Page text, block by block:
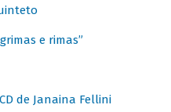
e rimas”
de Janaina Fellini